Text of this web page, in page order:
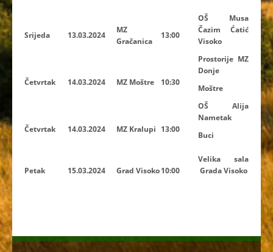
Srijeda 13.03.2024
MZ
Gračanica
13:00
OŠ Musa
Čazim Ćatić
Visoko
Četvrtak 14.03.2024 MZ Moštre 10:30
Prostorije MZ
Donje
Moštre
Četvrtak 14.03.2024 MZ Kralupi 13:00
OŠ Alija
Nametak
Buci
Petak 15.03.2024 Grad Visoko10:00
Velika sala
Grada Visoko